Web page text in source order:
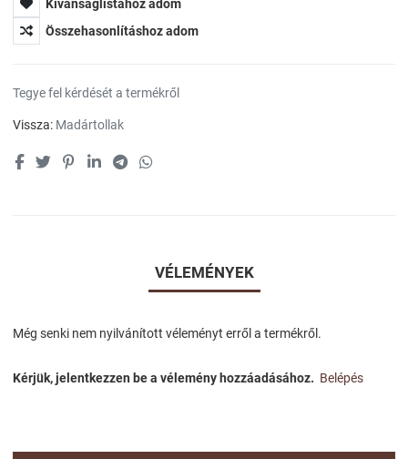
Kívánságlistához adom
Összehasonlításhoz adom
Tegye fel kérdését a termékről
Vissza: Madártollak
VÉLEMÉNYEK
Még senki nem nyilvánított véleményt erről a termékről.
Kérjük, jelentkezzen be a vélemény hozzáadásához. Belépés